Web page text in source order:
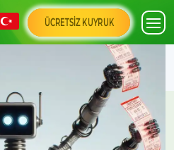
ÜCRETSIZ KUYRUK